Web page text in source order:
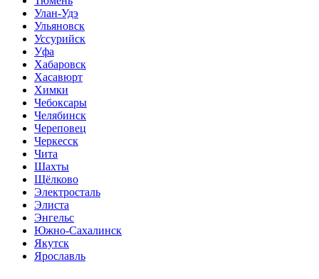
Улан-Удэ
Ульяновск
Уссурийск
Уфа
Хабаровск
Хасавюрт
Химки
Чебоксары
Челябинск
Череповец
Черкесск
Чита
Шахты
Щёлково
Электросталь
Элиста
Энгельс
Южно-Сахалинск
Якутск
Ярославль